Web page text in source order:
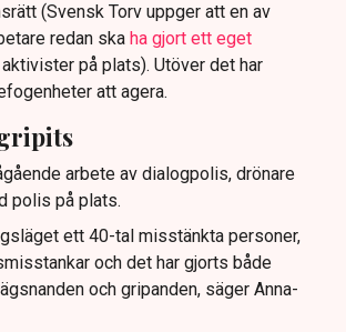
(Svensk Torv uppger att en av
redan ska ha gjort ett eget
på plats). Utöver det har
att agera.
arbete av dialogpolis, drönare
polis på plats.
ett 40-tal misstänkta personer,
och det har gjorts både
och gripanden, säger Anna-